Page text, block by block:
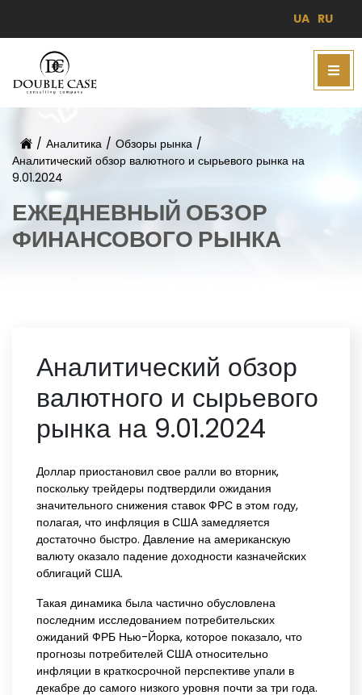
UA RU
/ Аналитика / Обзоры рынка /
Аналитический обзор валютного и сырьевого рынка на
9.01.2024
ЕЖЕДНЕВНЫЙ ОБЗОР
ФИНАНСОВОГО РЫНКА
Аналитический обзор
валютного и сырьевого
рынка на 9.01.2024
Доллар приостановил свое ралли во вторник,
поскольку трейдеры подтвердили ожидания
значительного снижения ставок ФРС в этом году,
полагая, что инфляция в США замедляется
достаточно быстро. Давление на американскую
валюту оказало падение доходности казначейских
облигаций США.
Такая динамика была частично обусловлена
последним исследованием потребительских
ожиданий ФРБ Нью-Йорка, которое показало, что
прогнозы потребителей США относительно
инфляции в краткосрочной перспективе упали в
декабре до самого низкого уровня почти за три года.